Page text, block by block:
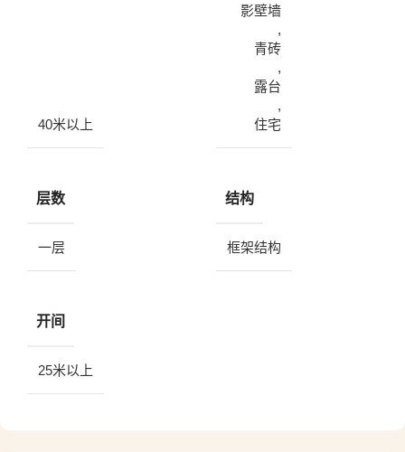
40米以上
影壁墙
,
青砖
,
露台
,
住宅
层数
一层
结构
框架结构
开间
25米以上